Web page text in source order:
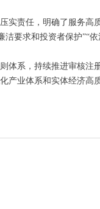
实责任，明确了服务
要求和投资者保护”“
体系，持续推进审核注
产业体系和实体经济高